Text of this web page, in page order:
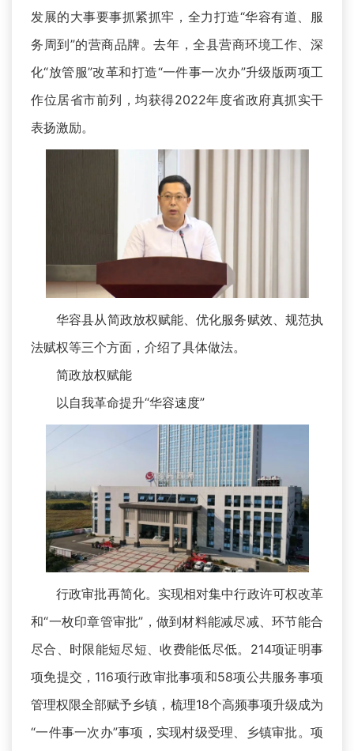
发展的大事要事抓紧抓牢，全力打造“华容有道、服
务周到”的营商品牌。去年，全县营商环境工作、深
化“放管服”改革和打造“一件事一次办”升级版两项工
作位居省市前列，均获得2022年度省政府真抓实干
表扬激励。
华容县从简政放权赋能、优化服务赋效、规范执
法赋权等三个方面，介绍了具体做法。
简政放权赋能
以自我革命提升“华容速度”
行政审批再简化。实现相对集中行政许可权改革
和“一枚印章管审批”，做到材料能减尽减、环节能合
尽合、时限能短尽短、收费能低尽低。214项证明事
项免提交，116项行政审批事项和58项公共服务事项
管理权限全部赋予乡镇，梳理18个高频事项升级成为
“一件事一次办”事项，实现村级受理、乡镇审批。项